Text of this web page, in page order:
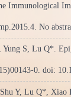
Immunological
No
Yung S, Lu Q*.
0. doi:
Y, Lu Q*, Xiao